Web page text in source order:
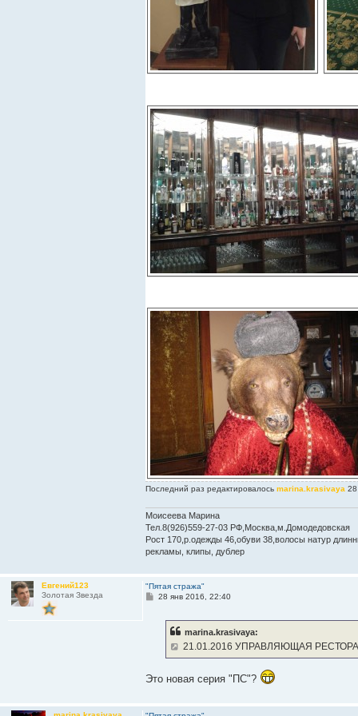
Последний раз редактировалосьmarina.krasivaya 28
Моисеева Марина
Тел.8(926)559-27-03 РФ,Москва,м.Домодедовская
Рост 170,р.одежды 46,обуви 38,волосы натур
рекламы, клипы, дублер
Евгений123
Золотая Звезда
"Пятая стража"
С28 янв 2016, 22:40
marina.krasivaya:
21.01.2016 УПРАВЛЯЮЩАЯ
Это новая серия "ПС"?